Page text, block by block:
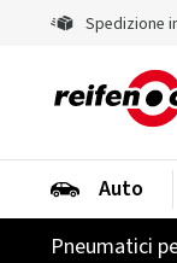
Spedizione
Auto
Pneumatici